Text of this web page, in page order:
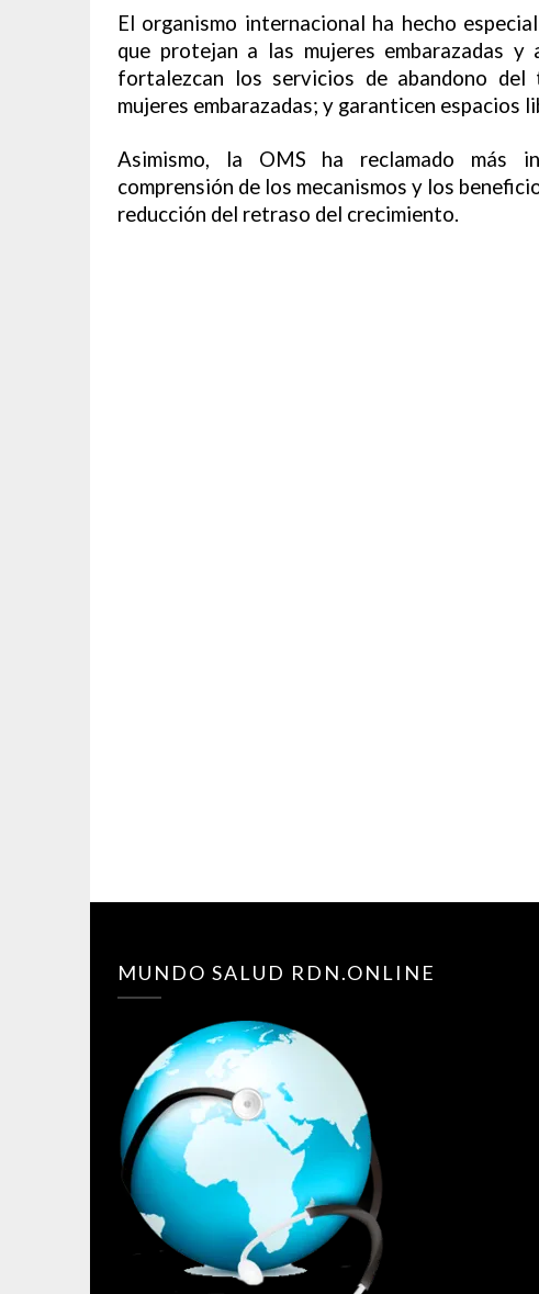
El organismo internacional ha hecho
que protejan a las mujeres embarazadas
fortalezcan los servicios de abandono del
mujeres embarazadas; y garanticen espacios
Asimismo, la OMS ha reclamado más
comprensión de los mecanismos y los
reducción del retraso del crecimiento.
MUNDO SALUD RDN.ONLINE